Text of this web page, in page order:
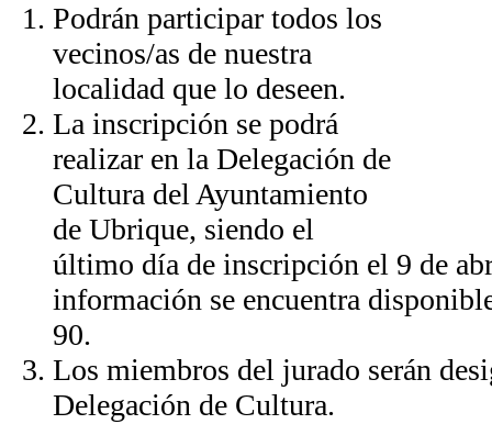
Podrán participar todos los
vecinos/as de nuestra
localidad que lo deseen.
La inscripción se podrá
realizar en la Delegación de
Cultura del Ayuntamiento
de Ubrique, siendo el
último día de inscripción el 9 de
información se encuentra
90.
Los miembros del jurado serán
Delegación de Cultura.